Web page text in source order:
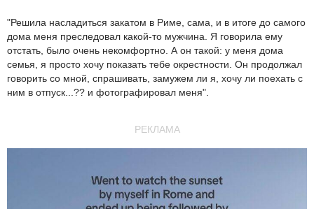
"Решила насладиться закатом в Риме, сама, и в итоге до самого
дома меня преследовал какой-то мужчина. Я говорила ему
отстать, было очень некомфортно. А он такой: у меня дома
семья, я просто хочу показать тебе окрестности. Он продолжал
говорить со мной, спрашивать, замужем ли я, хочу ли поехать с
ним в отпуск...?? и фотографировал меня".
РЕКЛАМА